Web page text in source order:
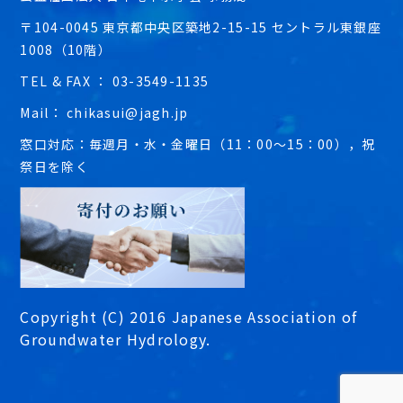
〒104-0045 東京都中央区築地2-15-15 セントラル東銀座
1008（10階）
TEL & FAX ： 03-3549-1135
Mail： chikasui@jagh.jp
窓口対応：毎週月・水・金曜日（11：00～15：00），祝
祭日を除く
Copyright (C) 2016 Japanese Association of
Groundwater Hydrology.